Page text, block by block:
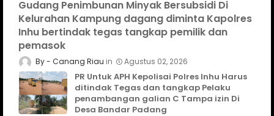
Gudang Penimbunan Minyak Bersubsidi Di
Kelurahan Kampung dagang diminta Kapolres
Inhu bertindak tegas tangkap pemilik dan
pemasok
Canang Riau Agustus 02, 2026
PR Untuk APH Kepolisai Polres Inhu Harus
ditindak Tegas dan tangkap Pelaku
penambangan galian C Tampa izin Di
Desa Bandar Padang